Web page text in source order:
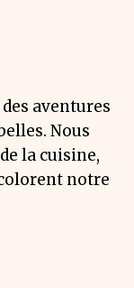
aventures
Nous
la cuisine,
notre